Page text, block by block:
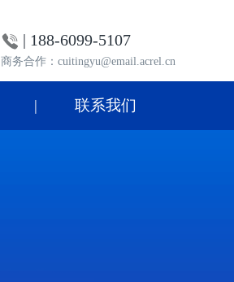
| 188-6099-5107
商务合作：cuitingyu@email.acrel.cn
联系我们